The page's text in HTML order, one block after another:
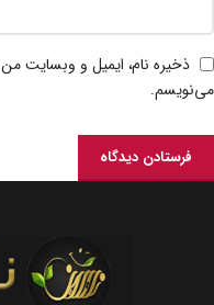
ذخیره نام، ایمیل و وبسایت من
می‌نویسم.